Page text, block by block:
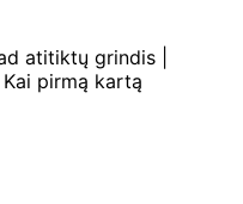
atitiktų grindis |
pirmą kartą